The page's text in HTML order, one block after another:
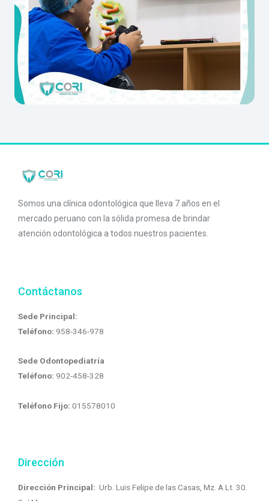
Somos una clínica odontológica que lleva 7 años en el
mercado peruano con la sólida promesa de brindar
atención odontológica a todos nuestros pacientes.
Contáctanos
Sede Principal:
Teléfono: 958-346-978
Sede Odontopediatría
Teléfono: 902-458-328
Teléfono Fijo: 015578010
Dirección
Dirección Principal: Urb. Luis Felipe de las Casas, Mz. A Lt. 30.